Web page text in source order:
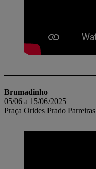
Brumadinho
05/06 a 15/06/2025
Praça Orides Prado Parreiras